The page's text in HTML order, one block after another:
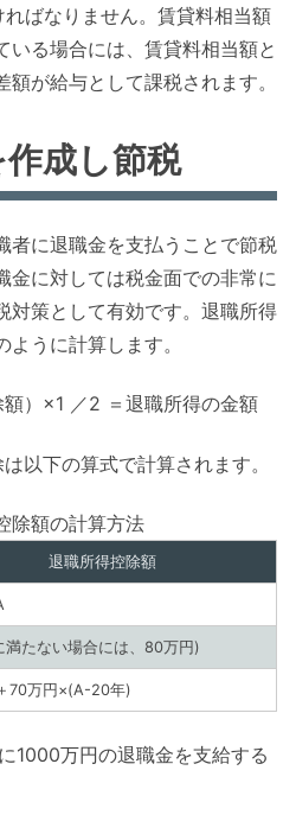
ばなりません。賃貸料相当額
いる場合には、賃貸料相当額と
が給与として課税されます。
成し節税
者に退職金を支払うことで節税
金に対しては税金面での非常に
対策として有効です。退職所得
うに計算します。
額）×1 ／2 ＝退職所得の金額
以下の算式で計算されます。
除額の計算方法
退職所得控除額
満たない場合には、80万円)
70万円×(A-20年)
1000万円の退職金を支給する